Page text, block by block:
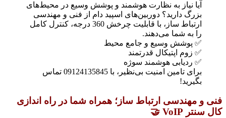
آیا نیاز به نظارت هوشمند و پوشش وسیع در محیط‌های
بزرگ دارید؟ دوربین‌های اسپید دام از فنی و مهندسی
ارتباط ساز، با قابلیت چرخش 360 درجه، کنترل کامل
را به شما می‌دهند.
✅ پوشش وسیع و جامع محیط
✅ زوم اپتیکال قدرتمند
✅ ردیابی هوشمند سوژه
برای تامین امنیت بی‌نظیر، با 09124135845 تماس
بگیرید!
فنی و مهندسی ارتباط ساز؛ همراه شما در راه اندازی
کال سنتر VoIP 🤝